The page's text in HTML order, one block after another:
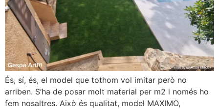
És, sí, és, el model que tothom vol imitar però no
arriben. S’ha de posar molt material per m2 i només ho
fem nosaltres. Això és qualitat, model MAXIMO,